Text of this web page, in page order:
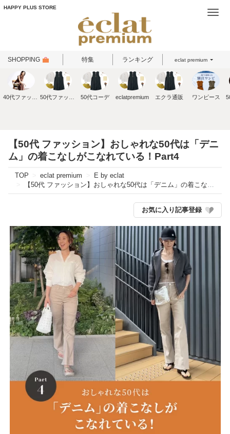
HAPPY PLUS STORE
SHOPPING 特集 ランキング eclat premium
50代コーデ eclatpremium エクラ通販 ワンピース
【50代 ファッション】おしゃれな50代は「デニ
ム」の着こなしがこなれている！Part4
TOP eclat premium
E by eclat
【50代 ファッション】おしゃれな50代は「デニム」の着こなしがこなれている！Part4
お気に入り記事登録